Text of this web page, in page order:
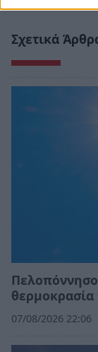
Σχετικά
07/08/2026 22:06